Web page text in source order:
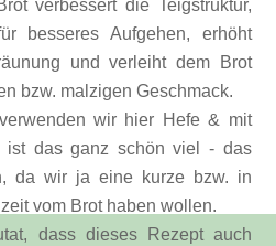
verbessert die Teigstruktur,
besseres Aufgehen, erhöht
und verleiht dem Brot
bzw. malzigen Geschmack.
wir hier Hefe & mit
ist das ganz schön viel - das
da wir ja eine kurze bzw. in
vom Brot haben wollen.
dass dieses Rezept auch